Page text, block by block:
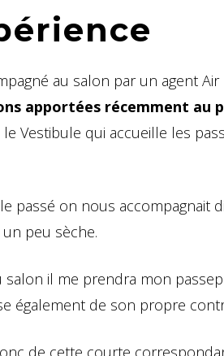
au salon par un agent
apportées récemment au
Vestibule qui accueille les
passé on nous accompagnait
peu sèche.
salon il me prendra mon
également de son propre
de cette courte